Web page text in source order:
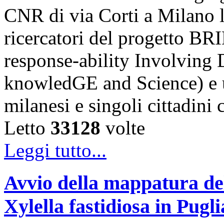
CNR di via Corti a Milano
ricercatori del progetto
response-ability Involving
knowledGE and Science)
milanesi e singoli
Letto 33128 volte
Leggi tutto...
Avvio della mappatura
Xylella fastidiosa in